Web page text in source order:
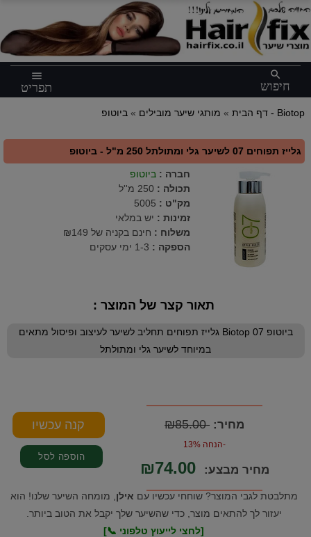
menu
תפריט
search
חיפוש
דף הבית » מותגי שיער מובילים » ביוטופ - Biotop
גלייז תפוחים 07 לשיער גלי ומתולתל 250 מ"ל - ביוטופ
חברה : ביוטופ
תכולה : 250 מ''ל
מק"ט :
5005
זמינות : יש במלאי
משלוח : חינם בקניה של ₪149
הספקה : 1-3 ימי עסקים
תאור קצר של המוצר :
ביוטופ Biotop 07 גלייז תפוחים תחליב לשיער לעיצוב ופיסול מתאים
במיוחד לשיער גלי ומתולתל
מחיר: ₪85.00
-הנחה 13%
מחיר מבצע: ₪74.00
מתלבטת לגבי המוצר? שוחחי עכשיו עם אילן , מומחה השיער שלנו! הוא
יעזור לך להתאים מוצר, כדי שהשיער שלך יקבל את הטוב ביותר.
[לחצי לייעוץ טלפוני 📞]
×